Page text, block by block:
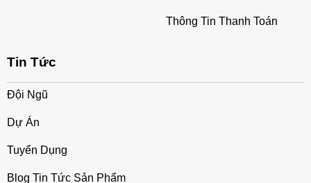
Thông Tin Thanh Toán
Tin Tức
Đội Ngũ
Dự Án
Tuyển Dụng
Blog Tin Tức Sản Phẩm